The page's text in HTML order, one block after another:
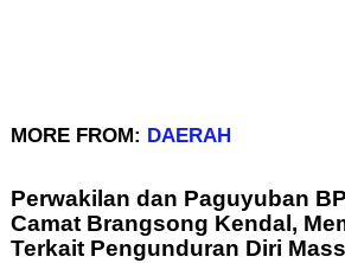
MORE FROM: DAERAH
Perwakilan dan Paguyuban
Camat Brangsong Kendal,
Terkait Pengunduran Diri